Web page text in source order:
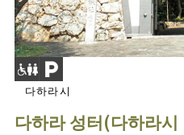
다하라시
다하라 성터(다하라시